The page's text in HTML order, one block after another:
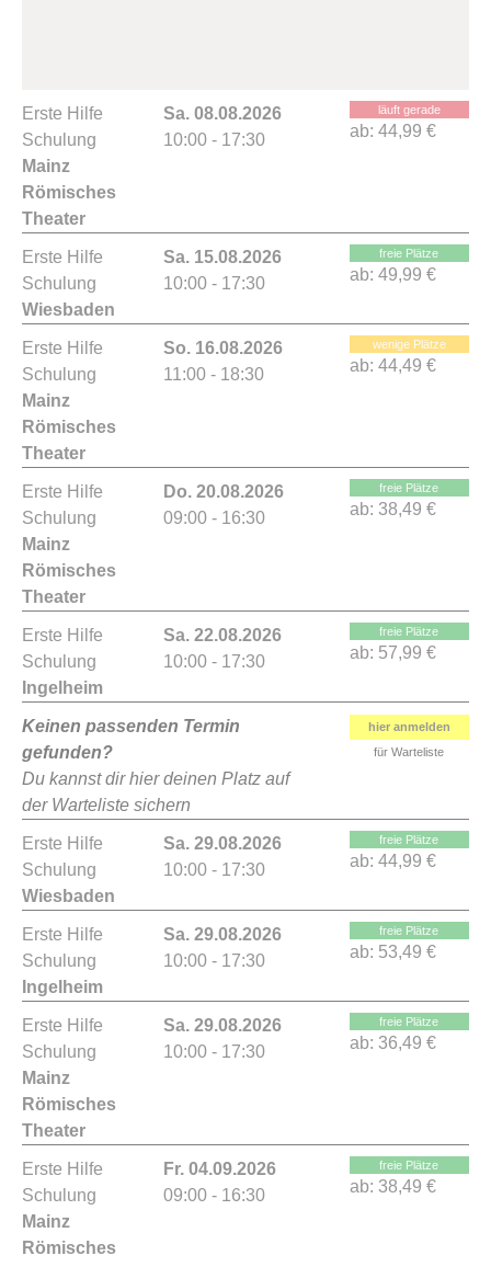
Erste Hilfe
Schulung
Mainz
Römisches
Theater
Sa. 08.08.2026
10:00 - 17:30
läuft gerade
ab: 44,99 €
Erste Hilfe
Schulung
Wiesbaden
Sa. 15.08.2026
10:00 - 17:30
freie Plätze
ab: 49,99 €
Erste Hilfe
Schulung
Mainz
Römisches
Theater
So. 16.08.2026
11:00 - 18:30
wenige Plätze
ab: 44,49 €
Erste Hilfe
Schulung
Mainz
Römisches
Theater
Do. 20.08.2026
09:00 - 16:30
freie Plätze
ab: 38,49 €
Erste Hilfe
Schulung
Ingelheim
Sa. 22.08.2026
10:00 - 17:30
freie Plätze
ab: 57,99 €
Keinen passenden Termin
gefunden?
Du kannst dir hier deinen Platz auf
der Warteliste sichern
hier anmelden
für Warteliste
Erste Hilfe
Schulung
Wiesbaden
Sa. 29.08.2026
10:00 - 17:30
freie Plätze
ab: 44,99 €
Erste Hilfe
Schulung
Ingelheim
Sa. 29.08.2026
10:00 - 17:30
freie Plätze
ab: 53,49 €
Erste Hilfe
Schulung
Mainz
Römisches
Theater
Sa. 29.08.2026
10:00 - 17:30
freie Plätze
ab: 36,49 €
Erste Hilfe
Schulung
Mainz
Römisches
Fr. 04.09.2026
09:00 - 16:30
freie Plätze
ab: 38,49 €